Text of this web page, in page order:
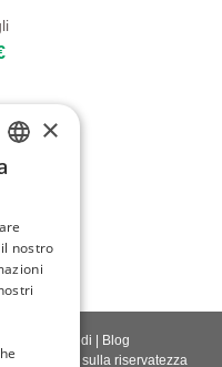
Accedi
Blog
Politica sulla riservatezza
GERMAN
FRENCH
×
nostro